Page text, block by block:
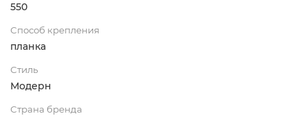
550
Способ крепления
планка
Стиль
Модерн
Страна бренда